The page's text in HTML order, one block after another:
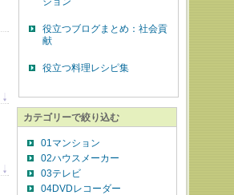
役立つブログまとめ：社会貢
献
役立つ料理レシピ集
カテゴリーで絞り込む
01マンション
02ハウスメーカー
03テレビ
04DVDレコーダー